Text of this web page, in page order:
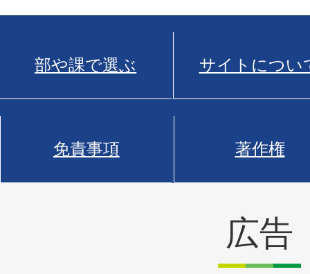
部や課で選ぶ サイトについ
免責事項 著作権
広告